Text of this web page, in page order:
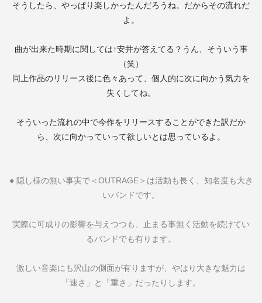
そうしたら、やっぱり楽しかったんだろうね。だからその流れだ
よ。
曲が出来た時期に関しては↑安井が答えてる？うん、そういう事
（笑）
同上作品のリリース後に色々あって、個人的に次に向かう気力を
失くしてね。
そういった流れの中で今作をリリースすることができた訳だか
ら、次に向かっていって欲しいとは思っているよ。
● 隠し様の無い事実で＜OUTRAGE＞は活動も長く、知名度も大き
いバンドです。
実際に可成りの影響を与えつつも、止まる事無く活動を続けてい
るバンドでも有ります。
激しい音楽にも沢山の側面が有りますが、やはり大きな魅力は
「速さ」と「重さ」だったりします。